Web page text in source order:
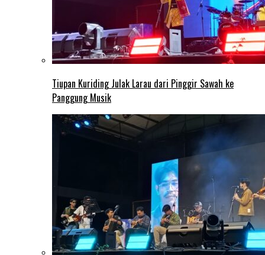
Tiupan Kuriding Julak Larau dari Pinggir Sawah ke
Panggung Musik